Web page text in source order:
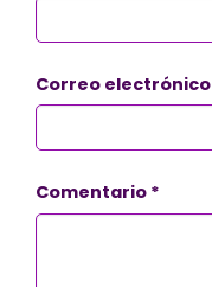
Correo electrónico
Comentario *